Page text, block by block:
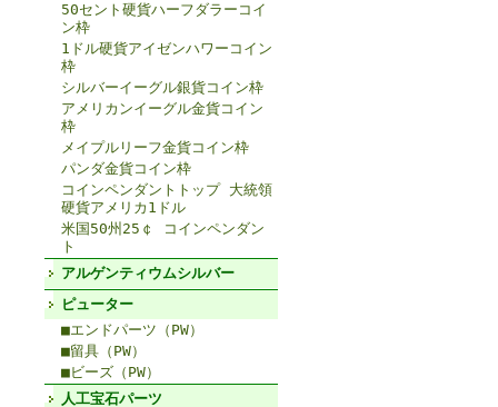
50セント硬貨ハーフダラーコイ
ン枠
1ドル硬貨アイゼンハワーコイン
枠
シルバーイーグル銀貨コイン枠
アメリカンイーグル金貨コイン
枠
メイプルリーフ金貨コイン枠
パンダ金貨コイン枠
コインペンダントトップ 大統領
硬貨アメリカ1ドル
米国50州25￠ コインペンダン
ト
アルゲンティウムシルバー
ピューター
■エンドパーツ（PW）
■留具（PW）
■ビーズ（PW）
人工宝石パーツ